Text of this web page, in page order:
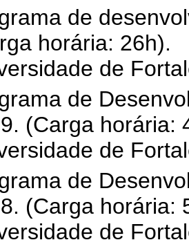
de
horária: 26h).
de
de
(Carga horária:
de
de
(Carga horária:
de